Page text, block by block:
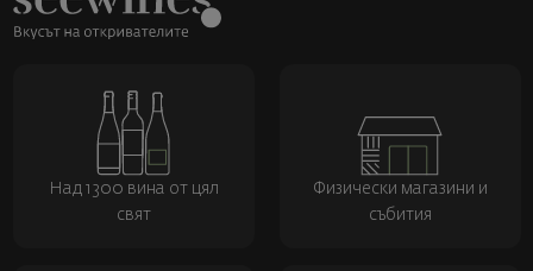
Над 1300 вина от цял
свят
Физически магазини и
събития